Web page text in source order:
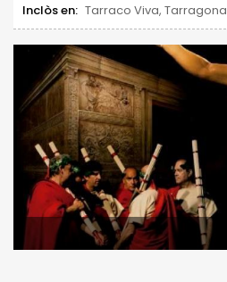
Inclòs en: Tarraco Viva, Tarragona